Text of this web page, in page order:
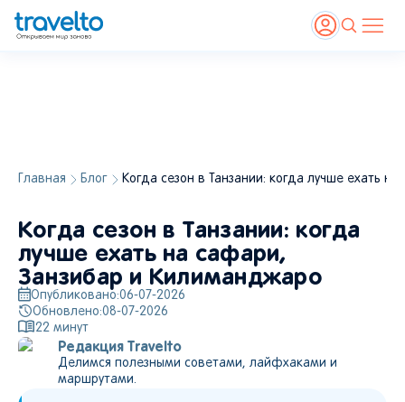
Главная Блог Когда сезон в Танзании: когда лучше ехать
Когда сезон в Танзании: когда
лучше ехать на сафари,
Занзибар и Килиманджаро
Опубликовано:06-07-2026
Обновлено:08-07-2026
22 минут
Редакция Travelto
Делимся полезными советами, лайфхаками и
маршрутами.